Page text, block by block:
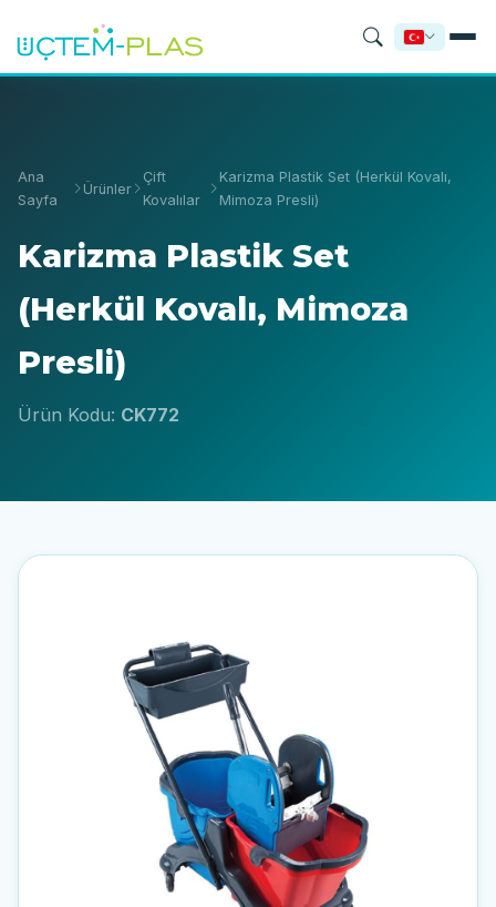
Ana
Sayfa
Ürünler
Çift
Kovalılar
Karizma Plastik Set (Herkül Kovalı,
Mimoza Presli)
Karizma Plastik Set
(Herkül Kovalı, Mimoza
Presli)
Ürün Kodu: CK772